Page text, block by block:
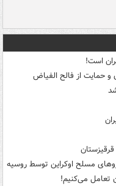
است!
و حمایت از فالح الفیاض
مسلح اوکراین توسط روسیه
تعامل می‌کنیم!